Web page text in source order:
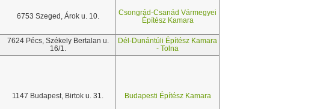
6753 Szeged, Árok u. 10.
Csongrád-Csanád Vármegyei
Építész Kamara
7624 Pécs, Székely Bertalan u.
16/1.
Dél-Dunántúli Építész Kamara
- Tolna
1147 Budapest, Birtok u. 31. Budapesti Építész Kamara